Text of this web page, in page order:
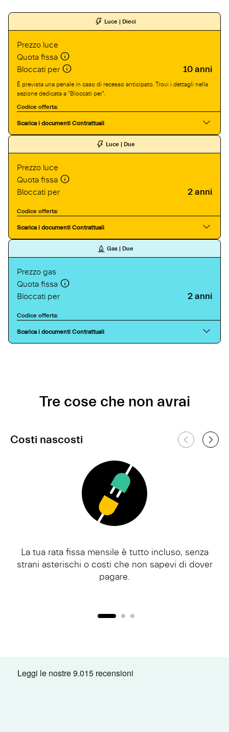
Luce | Dieci
Prezzo luce
Quota fissa
Bloccati per
10 anni
È prevista una penale in caso di recesso anticipato. Trovi i dettagli nella
sezione dedicata a "Bloccati per".
Codice offerta:
Scarica i documenti Contrattuali
Luce | Due
Prezzo luce
Quota fissa
Bloccati per
2 anni
Codice offerta:
Scarica i documenti Contrattuali
Gas | Due
Prezzo gas
Quota fissa
Bloccati per
2 anni
Codice offerta:
Scarica i documenti Contrattuali
Tre cose che non avrai
Costi nascosti
La tua rata fissa mensile è tutto incluso, senza
strani asterischi o costi che non sapevi di dover
pagare.